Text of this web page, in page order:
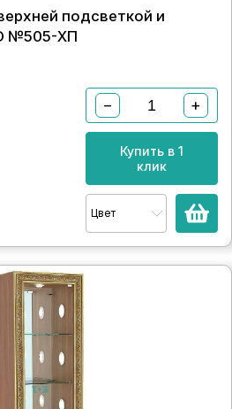
подсветкой и
№505-ХП
− +
Купить в 1
клик
Цвет